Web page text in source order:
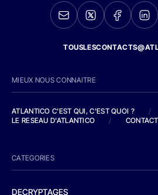
MIEUX NOUS CONNAITRE
ATLANTICO C'EST QUI, C'EST QUOI ?
/
LE RESEAU D'ATLANTICO
/ CONTACT
CATEGORIES
DECRYPTAGES